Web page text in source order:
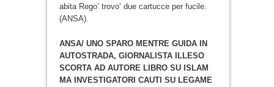
abita Rego’ trovo’ due cartucce per fucile.
(ANSA).
ANSA/ UNO SPARO MENTRE GUIDA IN
AUTOSTRADA, GIORNALISTA ILLESO
SCORTA AD AUTORE LIBRO SU ISLAM
MA INVESTIGATORI CAUTI SU LEGAME